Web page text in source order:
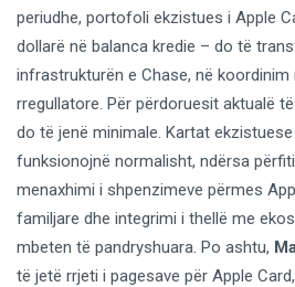
periudhe, portofoli ekzistues i Apple
dollarë në balanca kredie – do të
infrastrukturën e Chase, në
rregullatore. Për përdoruesit aktualë
do të jenë minimale. Kartat
funksionojnë normalisht, ndërsa
menaxhimi i shpenzimeve përmes
familjare dhe integrimi i thellë me
mbeten të pandryshuara. Po ashtu,
të jetë rrjeti i pagesave për Apple